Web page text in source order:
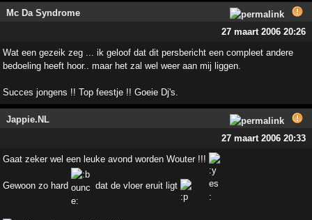
Mc Da Syndrome
27 maart 2006 20:26
Wat een gezeik zeg ... ik geloof dat dit persbericht een compleet andere
bedoeling heeft hoor.. maar het zal wel weer aan mij liggen.
Succes jongens !! Top feestje !! Goeie Dj's.
Jappie.NL
27 maart 2006 20:33
Gaat zeker wel een leuke avond worden Wouter !!!
Gewoon zo hard dat de vloer eruit ligt